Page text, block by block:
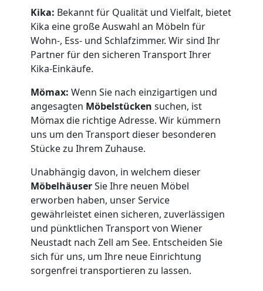
Kika: Bekannt für Qualität und Vielfalt, bietet
Kika eine große Auswahl an Möbeln für
Wohn-, Ess- und Schlafzimmer. Wir sind Ihr
Partner für den sicheren Transport Ihrer
Kika-Einkäufe.
Mömax: Wenn Sie nach einzigartigen und
angesagten Möbelstücken suchen, ist
Mömax die richtige Adresse. Wir kümmern
uns um den Transport dieser besonderen
Stücke zu Ihrem Zuhause.
Unabhängig davon, in welchem dieser
MöbelhäuserSie Ihre neuen Möbel
erworben haben, unser Service
gewährleistet einen sicheren, zuverlässigen
und pünktlichen Transport von Wiener
Neustadt nach Zell am See. Entscheiden Sie
sich für uns, um Ihre neue Einrichtung
sorgenfrei transportieren zu lassen.
Möbeltransport
International
Beiladung
National
Beiladung
International
Internationaler
Umzug